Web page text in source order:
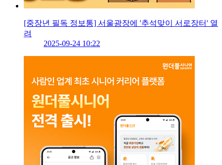
[중장년 필독 정보통] 서울광장에 '추석맞이 서로장터' 열
려
2025-09-24 10:22